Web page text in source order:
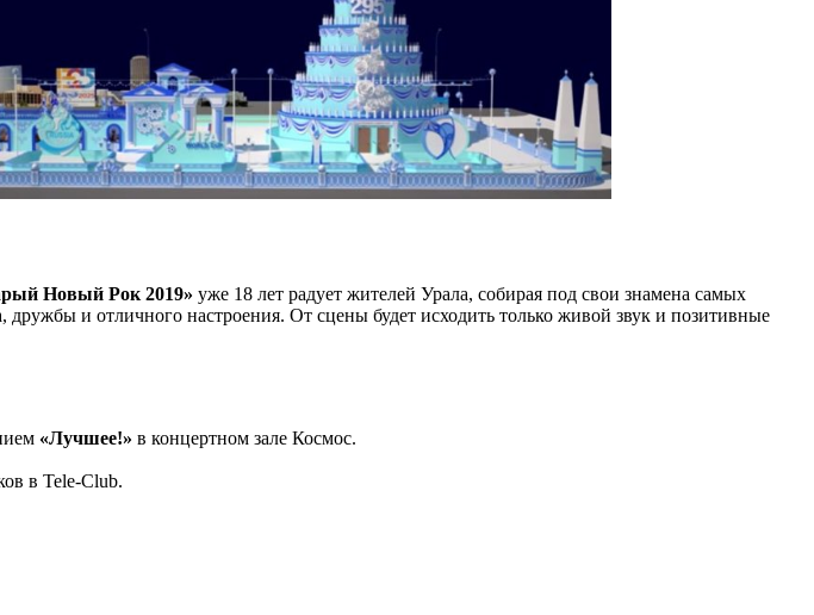
Новый Рок 2019» уже 18 лет радует жителей Урала, собирая под свои знамена самых
и отличного настроения. От сцены будет исходить только живой звук и позитивные
«Лучшее!» в концертном зале Космос.
в Tele-Club.